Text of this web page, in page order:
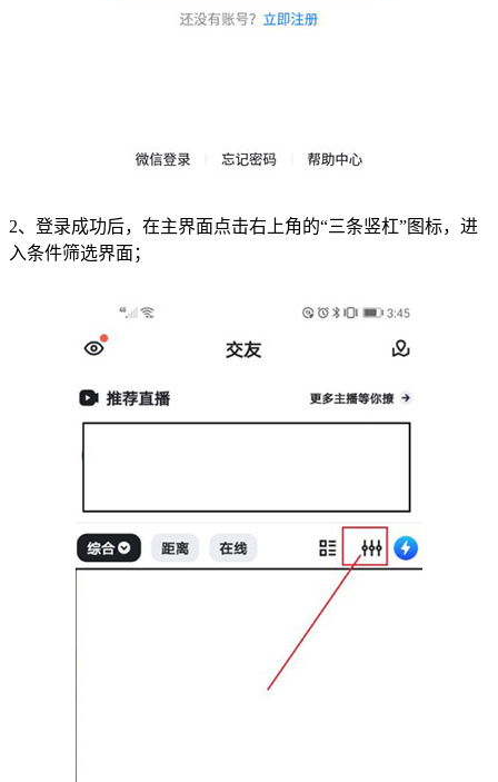
2、登录成功后，在主界面点击右上角的“三条竖杠”图标，进
入条件筛选界面；